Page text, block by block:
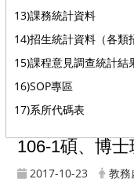
13)課務統計資料
14)招生統計資料（各
15)課程意見調查統計結
16)SOP專區
17)系所代碼表
106-1碩、博
2017-10-23 教務